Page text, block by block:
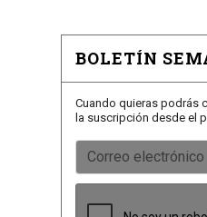
BOLETÍN
Cuando quieras podrás
la suscripción desde el